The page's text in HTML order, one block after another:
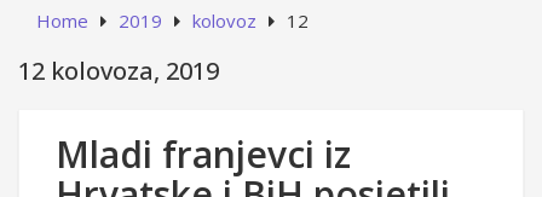
Home 2019 kolovoz 12
12 kolovoza, 2019
Mladi franjevci iz